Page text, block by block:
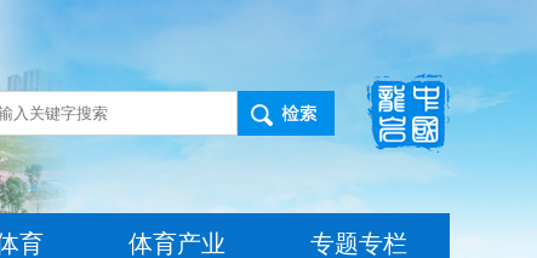
育 体育产业 专题专栏